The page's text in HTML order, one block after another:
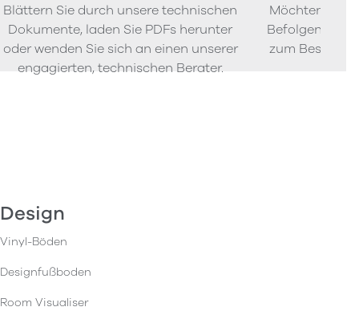
Blättern Sie durch unsere technischen
Dokumente, laden Sie PDFs herunter
oder wenden Sie sich an einen unserer
engagierten, technischen Berater.
Möchten Sie
Befolgen Sie
zum
Design
Vinyl-Böden
Designfußboden
Room Visualiser